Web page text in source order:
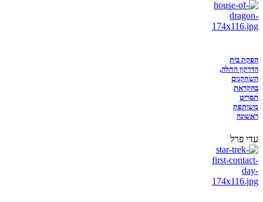
הפקת בית
הדרקון החלה,
השחקנים
בהקראת
תסריט
משותפת
ראשונה
עדי פרל